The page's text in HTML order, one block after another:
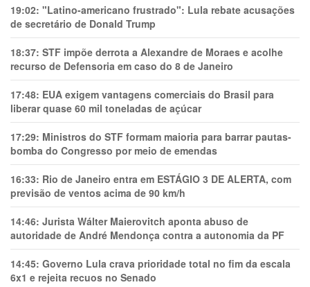
19:02: "Latino-americano frustrado": Lula rebate acusações
de secretário de Donald Trump
18:37: STF impõe derrota a Alexandre de Moraes e acolhe
recurso de Defensoria em caso do 8 de Janeiro
17:48: EUA exigem vantagens comerciais do Brasil para
liberar quase 60 mil toneladas de açúcar
17:29: Ministros do STF formam maioria para barrar pautas-
bomba do Congresso por meio de emendas
16:33: Rio de Janeiro entra em ESTÁGIO 3 DE ALERTA, com
previsão de ventos acima de 90 km/h
14:46: Jurista Wálter Maierovitch aponta abuso de
autoridade de André Mendonça contra a autonomia da PF
14:45: Governo Lula crava prioridade total no fim da escala
6x1 e rejeita recuos no Senado